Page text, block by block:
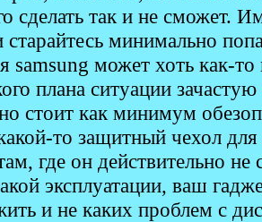
сделать так и не сможет.
минимально
samsung может хоть как-
плана ситуации
стоит как минимум
то защитный чехол для
где он действительно
эксплуатации, ваш
и не каких проблем с